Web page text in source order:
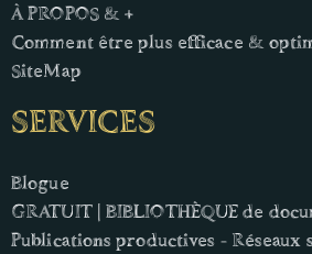
À PROPOS & +
Comment être plus efficace &
SiteMap
SERVICES
Blogue
GRATUIT | BIBLIOTHÈQUE de
Publications productives - Réseaux